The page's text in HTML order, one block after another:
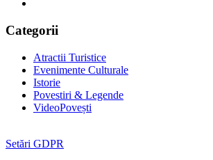
Categorii
Atractii Turistice
Evenimente Culturale
Istorie
Povestiri & Legende
VideoPovești
Setări GDPR